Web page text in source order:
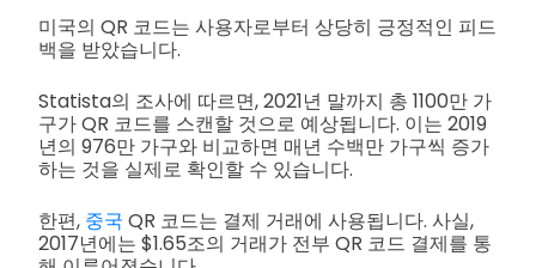
미국의 QR 코드는 사용자로부터 상당히 긍정적인 피드
백을 받았습니다.
Statista의 조사에 따르면, 2021년 말까지 총 1100만 가
구가 QR 코드를 스캔할 것으로 예상됩니다. 이는 2019
년의 976만 가구와 비교하면 매년 수백만 가구씩 증가
하는 것을 실제로 확인할 수 있습니다.
한편, 중국 QR 코드는 결제 거래에 사용됩니다. 사실,
2017년에는 $1.65조의 거래가 전부 QR 코드 결제를 통